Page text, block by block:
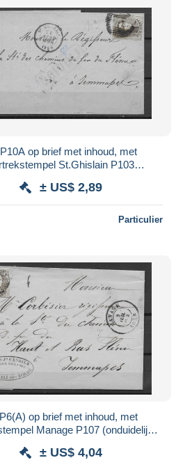
op brief met inhoud, met
St.Ghislain P103
Jemmapes
± US$ 2,89
Particulier
op brief met inhoud, met
Manage P107 (onduidelijk)
± US$ 4,04